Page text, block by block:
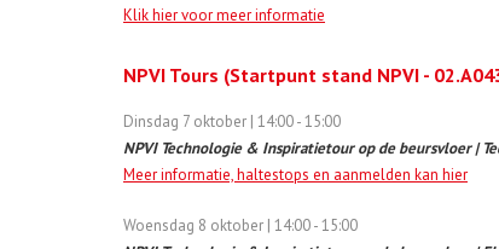
Klik hier voor meer informatie
NPVI Tours (Startpunt stand NPVI -
Dinsdag 7 oktober | 14:00 - 15:00
NPVI Technologie & Inspiratietour op de beursvloer |
Meer informatie, haltestops en aanmelden kan hier
Woensdag 8 oktober | 14:00 - 15:00